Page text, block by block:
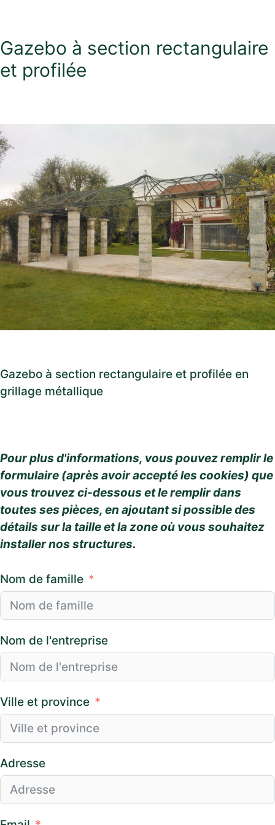
Gazebo à section rectangulaire
et profilée
Gazebo à section rectangulaire et profilée en
grillage métallique
Pour plus d'informations, vous pouvez remplir le
formulaire (après avoir accepté les cookies) que
vous trouvez ci-dessous et le remplir dans
toutes ses pièces, en ajoutant si possible des
détails sur la taille et la zone où vous souhaitez
installer nos structures.
Nom de famille
Nom de l'entreprise
Ville et province
Adresse